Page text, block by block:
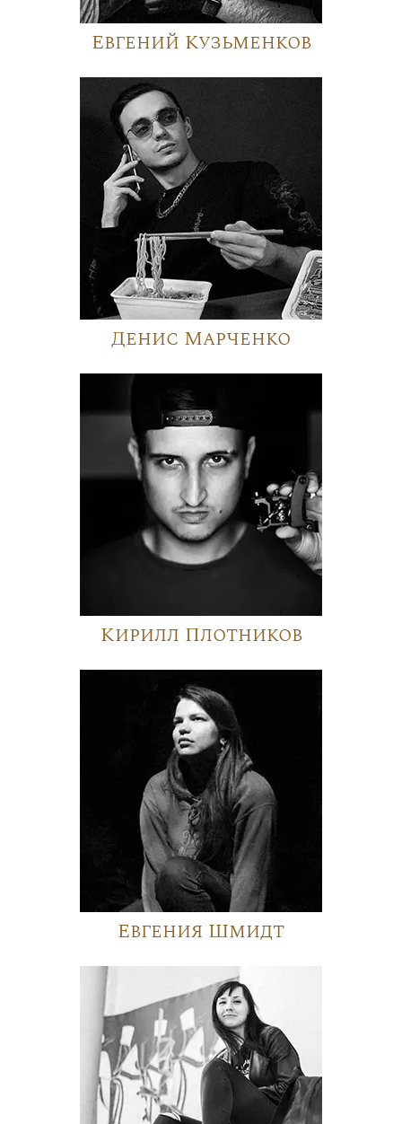
Евгений Кузьменков
Денис Марченко
Кирилл Плотников
Евгения Шмидт